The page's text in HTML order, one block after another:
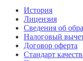
История
Лицензия
Сведения об
Налоговый
Договор оферта
Стандарт